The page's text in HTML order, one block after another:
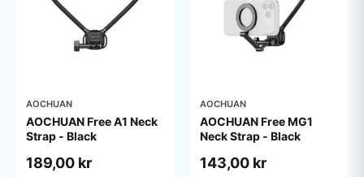
AOCHUAN
AOCHUAN Free A1 Neck
Strap - Black
189,00 kr
AOCHUAN
AOCHUAN Free MG1
Neck Strap - Black
143,00 kr